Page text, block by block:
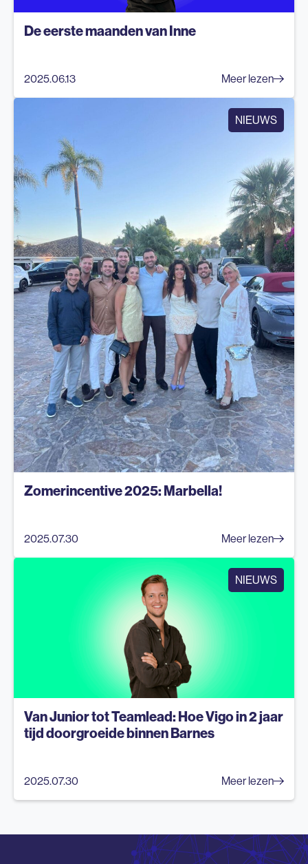
De eerste maanden van Inne
2025.06.13 Meer lezen
NIEUWS
Zomerincentive 2025: Marbella!
2025.07.30 Meer lezen
NIEUWS
Van Junior tot Teamlead: Hoe Vigo in 2 jaar
tijd doorgroeide binnen Barnes
2025.07.30 Meer lezen